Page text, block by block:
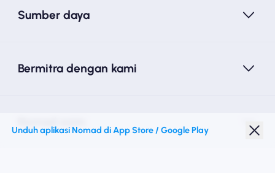
Sumber daya
Bermitra dengan kami
Unduh aplikasi Nomad di App Store / Google Play